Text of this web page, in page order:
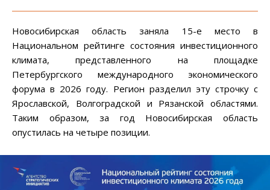
Новосибирская область заняла 15-е место в
Национальном рейтинге состояния инвестиционного
климата, представленного на площадке
Петербургского международного экономического
форума в 2026 году. Регион разделил эту строчку с
Ярославской, Волгоградской и Рязанской областями.
Таким образом, за год Новосибирская область
опустилась на четыре позиции.